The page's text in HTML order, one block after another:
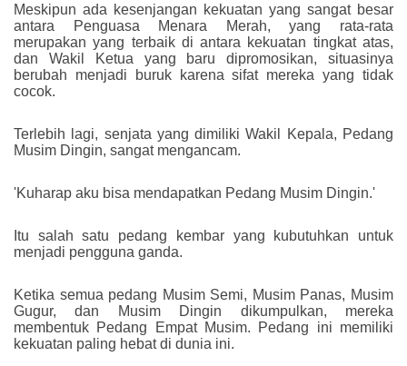
Meskipun ada kesenjangan kekuatan yang sangat besar
antara Penguasa Menara Merah, yang rata-rata
merupakan yang terbaik di antara kekuatan tingkat atas,
dan Wakil Ketua yang baru dipromosikan, situasinya
berubah menjadi buruk karena sifat mereka yang tidak
cocok.
Terlebih lagi, senjata yang dimiliki Wakil Kepala, Pedang
Musim Dingin, sangat mengancam.
'Kuharap aku bisa mendapatkan Pedang Musim Dingin.'
Itu salah satu pedang kembar yang kubutuhkan untuk
menjadi pengguna ganda.
Ketika semua pedang Musim Semi, Musim Panas, Musim
Gugur, dan Musim Dingin dikumpulkan, mereka
membentuk Pedang Empat Musim. Pedang ini memiliki
kekuatan paling hebat di dunia ini.